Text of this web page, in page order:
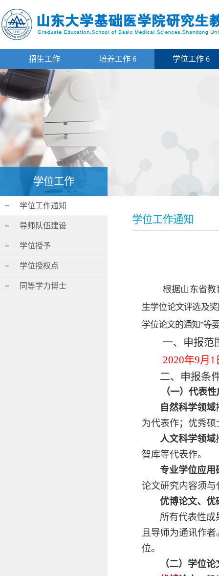
招生工作 培养工作 6 学位工作 6
学位工作
学位工作通知
导师队伍建设
学位授予
学位授权点
同等学力博士
学位工作通知
根据山东省教
生学位论文评选及
学位论文的通知”等
一、申报范
2020年9月1
二、申报条
（一）代表
自然科学领域
为代表作；优秀
人文科学领域
智库等代表作。
专业学位应用
论文研究内容须
优博论文、 优
所有代表性成
且导师为通讯作
位。
（二）学位